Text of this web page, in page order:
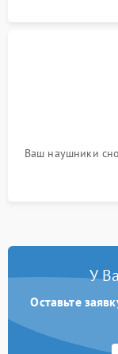
Ваш наушники
У
Оставьте